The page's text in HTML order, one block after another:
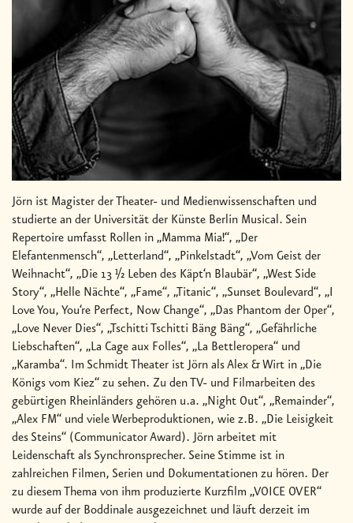
Jörn ist Magister der Theater- und Medienwissenschaften und
studierte an der Universität der Künste Berlin Musical. Sein
Repertoire umfasst Rollen in „Mamma Mia!“, „Der
Elefantenmensch“, „Letterland“, „Pinkelstadt“, „Vom Geist der
Weihnacht“, „Die 13 1⁄2 Leben des Käpt‘n Blaubär“, „West Side
Story“, „Helle Nächte“, „Fame“, „Titanic“, „Sunset Boulevard“, „I
Love You, You‘re Perfect, Now Change“, „Das Phantom der Oper“,
„Love Never Dies“, „Tschitti Tschitti Bäng Bäng“, „Gefährliche
Liebschaften“, „La Cage aux Folles“, „La Bettleropera“ und
„Karamba“. Im Schmidt Theater ist Jörn als Alex & Wirt in „Die
Königs vom Kiez“ zu sehen. Zu den TV- und Filmarbeiten des
gebürtigen Rheinländers gehören u.a. „Night Out“, „Remainder“,
„Alex FM“ und viele Werbeproduktionen, wie z.B. „Die Leisigkeit
des Steins“ (Communicator Award). Jörn arbeitet mit
Leidenschaft als Synchronsprecher. Seine Stimme ist in
zahlreichen Filmen, Serien und Dokumentationen zu hören. Der
zu diesem Thema von ihm produzierte Kurzfilm „VOICE OVER“
wurde auf der Boddinale ausgezeichnet und läuft derzeit im